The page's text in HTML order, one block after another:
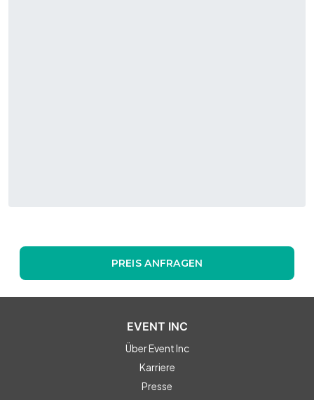
PREIS ANFRAGEN
EVENT INC
Über Event Inc
Karriere
Presse